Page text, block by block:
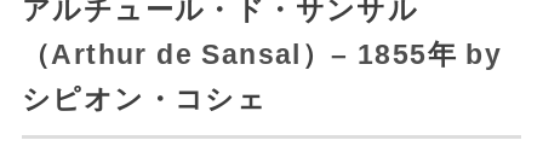
アルチュール・ド・サンサル
（Arthur de Sansal ）– 1855年 by
シピオン・コシェ